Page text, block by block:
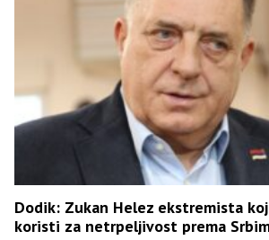
Dodik: Zukan Helez ekstremista
koristi za netrpeljivost prema